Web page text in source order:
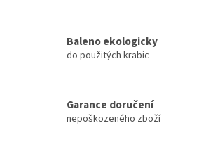
Baleno ekologicky
do použitých krabic
Garance doručení
nepoškozeného zboží